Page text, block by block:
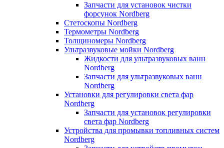
Запчасти для установок чистки
форсунок Nordberg
Стетоскопы Nordberg
Термометры Nordberg
Толщиномеры Nordberg
Ультразвуковые мойки Nordberg
Жидкости для ультразвуковых ванн
Nordberg
Запчасти для ультразвуковых ванн
Nordberg
Установки для регулировки света фар
Nordberg
Запчасти для установок регулировки
света фар Nordberg
Устройства для промывки топливных систем
Nordberg